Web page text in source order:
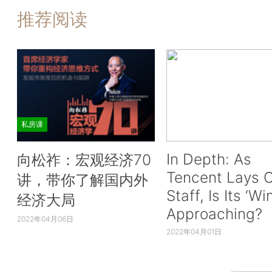
推荐阅读
私房课
向松祚：宏观经济70
讲，带你了解国内外
经济大局
2022年04月06日
In Depth: As
Tencent Lays
Staff, Is Its
Approaching?
2022年04月01日